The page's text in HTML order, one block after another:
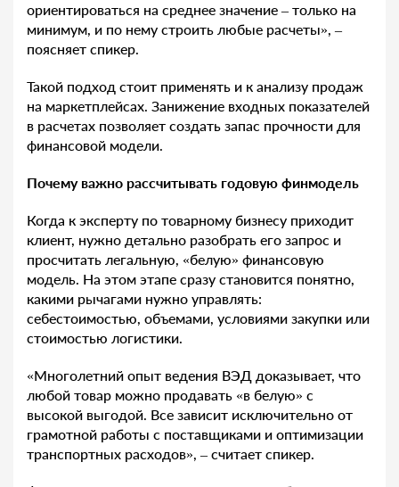
ориентироваться на среднее значение – только на
минимум, и по нему строить любые расчеты», –
поясняет спикер.
Такой подход стоит применять и к анализу продаж
на маркетплейсах. Занижение входных показателей
в расчетах позволяет создать запас прочности для
финансовой модели.
Почему важно рассчитывать годовую финмодель
Когда к эксперту по товарному бизнесу приходит
клиент, нужно детально разобрать его запрос и
просчитать легальную, «белую» финансовую
модель. На этом этапе сразу становится понятно,
какими рычагами нужно управлять:
себестоимостью, объемами, условиями закупки или
стоимостью логистики.
«Многолетний опыт ведения ВЭД доказывает, что
любой товар можно продавать «в белую» с
высокой выгодой. Все зависит исключительно от
грамотной работы с поставщиками и оптимизации
транспортных расходов», – считает спикер.